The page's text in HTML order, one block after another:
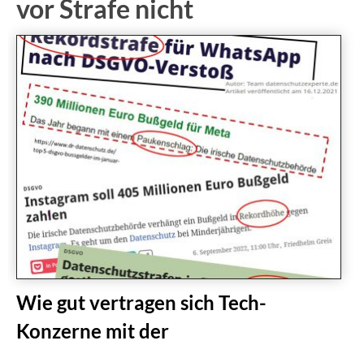
vor Strafe nicht
Wie gut vertragen sich Tech-
Konzerne mit der